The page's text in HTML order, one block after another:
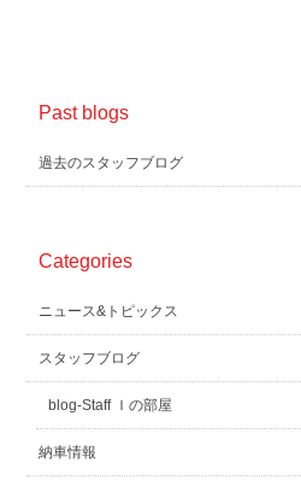
Past blogs
過去のスタッフブログ
Categories
ニュース&トピックス
スタッフブログ
blog-Staff Ｉの部屋
納車情報